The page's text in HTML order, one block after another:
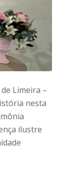
Limeira –
nesta
ilustre